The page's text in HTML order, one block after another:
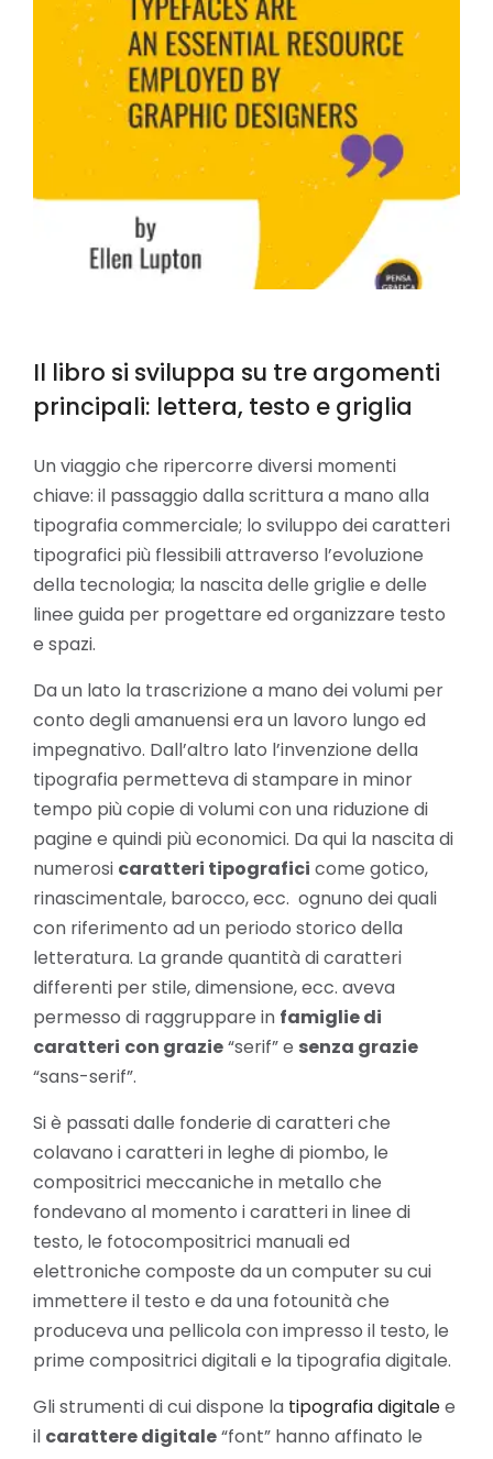
Il libro si sviluppa su tre argomenti
principali: lettera, testo e griglia
Un viaggio che ripercorre diversi momenti
chiave: il passaggio dalla scrittura a mano alla
tipografia commerciale; lo sviluppo dei caratteri
tipografici più flessibili attraverso l’evoluzione
della tecnologia; la nascita delle griglie e delle
linee guida per progettare ed organizzare testo
e spazi.
Da un lato la trascrizione a mano dei volumi per
conto degli amanuensi era un lavoro lungo ed
impegnativo. Dall’altro lato l’invenzione della
tipografia permetteva di stampare in minor
tempo più copie di volumi con una riduzione di
pagine e quindi più economici. Da qui la nascita di
numerosi caratteri tipografici come gotico,
rinascimentale, barocco, ecc. ognuno dei quali
con riferimento ad un periodo storico della
letteratura. La grande quantità di caratteri
differenti per stile, dimensione, ecc. aveva
permesso di raggruppare in famiglie di
caratteri con grazie“serif” e senza grazie
“sans-serif”.
Si è passati dalle fonderie di caratteri che
colavano i caratteri in leghe di piombo, le
compositrici meccaniche in metallo che
fondevano al momento i caratteri in linee di
testo, le fotocompositrici manuali ed
elettroniche composte da un computer su cui
immettere il testo e da una fotounità che
produceva una pellicola con impresso il testo, le
prime compositrici digitali e la tipografia digitale.
Gli strumenti di cui dispone la tipografia digitalee
il carattere digitale“font” hanno affinato le